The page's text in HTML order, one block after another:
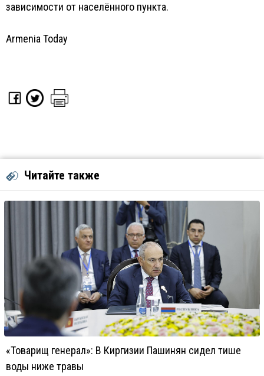
зависимости от населённого пункта.
Armenia Today
Читайте также
«Товарищ генерал»: В Киргизии Пашинян сидел тише
воды ниже травы